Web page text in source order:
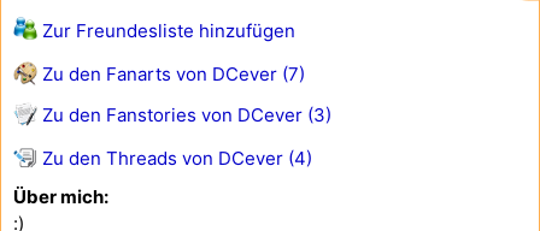
Zur Freundesliste hinzufügen
Zu den Fanarts von DCever (7)
Zu den Fanstories von DCever (3)
Zu den Threads von DCever (4)
Über mich:
:)